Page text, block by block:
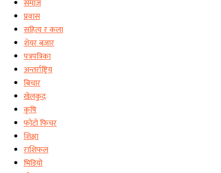
समाज
प्रवास
सहित्य र कला
शेयर बजार
पत्रपत्रिका
अन्तर्राष्ट्रिय
बिचार
खेलकुद
कृषि
फोटो फिचर
शिक्षा
राशिफल
भिडियो